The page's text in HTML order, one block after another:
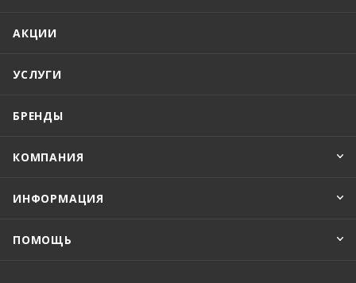
АКЦИИ
УСЛУГИ
БРЕНДЫ
КОМПАНИЯ
ИНФОРМАЦИЯ
ПОМОЩЬ